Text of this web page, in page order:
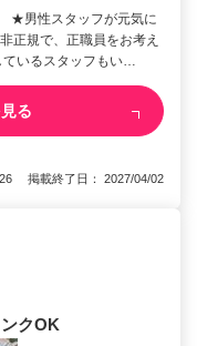
★男性スタッフが元気に
正規で、正職員をお考え
いるスタッフもい…
る
掲載終了日： 2027/04/02
クOK